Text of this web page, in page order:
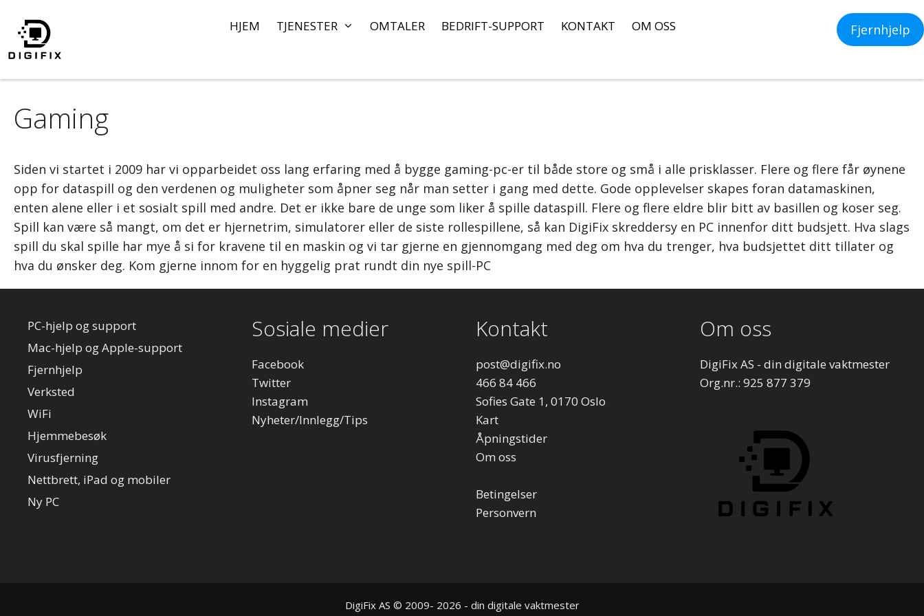
innhold
Fjernhjelp
HJEM TJENESTER OMTALER BEDRIFT-SUPPORT KONTAKT OM OSS
Gaming
Siden vi startet i 2009 har vi opparbeidet oss lang erfaring med å bygge gaming-pc-er til både store og små i alle prisklasser. Flere og flere får øynene
opp for dataspill og den verdenen og muligheter som åpner seg når man setter i gang med dette. Gode opplevelser skapes foran datamaskinen,
enten alene eller i et sosialt spill med andre. Det er ikke bare de unge som liker å spille dataspill. Flere og flere eldre blir bitt av basillen og koser seg.
Spill kan være så mangt, om det er hjernetrim, simulatorer eller de siste rollespillene, så kan DigiFix skreddersy en PC innenfor ditt budsjett. Hva slags
spill du skal spille har mye å si for kravene til en maskin og vi tar gjerne en gjennomgang med deg om hva du trenger, hva budsjettet ditt tillater og
hva du ønsker deg. Kom gjerne innom for en hyggelig prat rundt din nye spill-PC
PC-hjelp og support
Mac-hjelp og Apple-support
Fjernhjelp
Verksted
WiFi
Hjemmebesøk
Virusfjerning
Nettbrett, iPad og mobiler
Ny PC
Sosiale medier
Facebook
Twitter
Instagram
Nyheter/Innlegg/Tips
Kontakt
post@digifix.no
466 84 466
Sofies Gate 1, 0170 Oslo
Kart
Åpningstider
Om oss
Betingelser
Personvern
Om oss
DigiFix AS - din digitale vaktmester
Org.nr.: 925 877 379
DigiFix AS © 2009- 2026 - din digitale vaktmester